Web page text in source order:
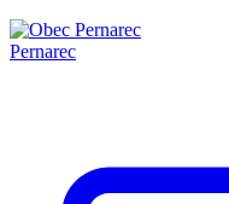
Pernarec